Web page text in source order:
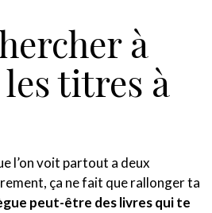
à
titres à
l’on voit partout a deux
ça ne fait que rallonger ta
peut-être des livres qui te